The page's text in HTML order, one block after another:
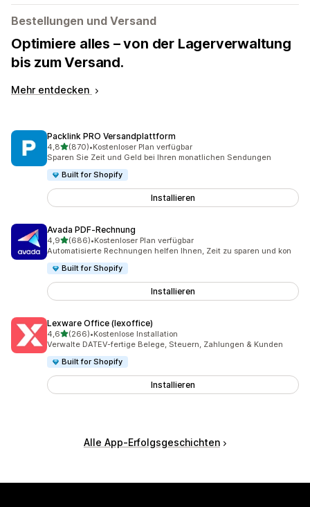
Bestellungen und Versand
Optimiere alles – von der Lagerverwaltung
bis zum Versand.
Mehr entdecken
Packlink PRO Versandplattform
4,8von 5 Sternen
(870)
870 Rezensionen insgesamt
•Kostenloser Plan verfügbar
Sparen Sie Zeit und Geld bei Ihren monatlichen Sendungen
Built for Shopify
Installieren
Avada PDF‑Rechnung
4,9von 5 Sternen
(686)
686 Rezensionen insgesamt
•Kostenloser Plan verfügbar
Automatisierte Rechnungen helfen Ihnen, Zeit zu sparen und kon
Built for Shopify
Installieren
Lexware Office (lexoffice)
4,6von 5 Sternen
(266)
266 Rezensionen insgesamt
•Kostenlose Installation
Verwalte DATEV-fertige Belege, Steuern, Zahlungen & Kunden
Built for Shopify
Installieren
Alle App-Erfolgsgeschichten